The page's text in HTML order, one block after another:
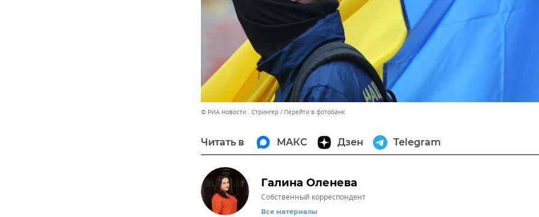
© РИА Новости . Стрингер Перейти в фотобанк
Читать в МАКС Дзен Telegram
Галина Оленева
Собственный корреспондент
Все материалы